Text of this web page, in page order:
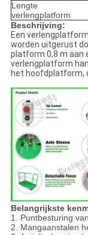
Lengte
verlengplatform
Beschrijving:
Een
worden uitgerust
platform 0,8 m aan
verlengplatform
het hoofdplatform,
Belangrijkste
1. Puntbesturing
2. Mangaanstalen